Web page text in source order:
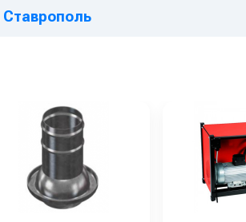
Ставрополь